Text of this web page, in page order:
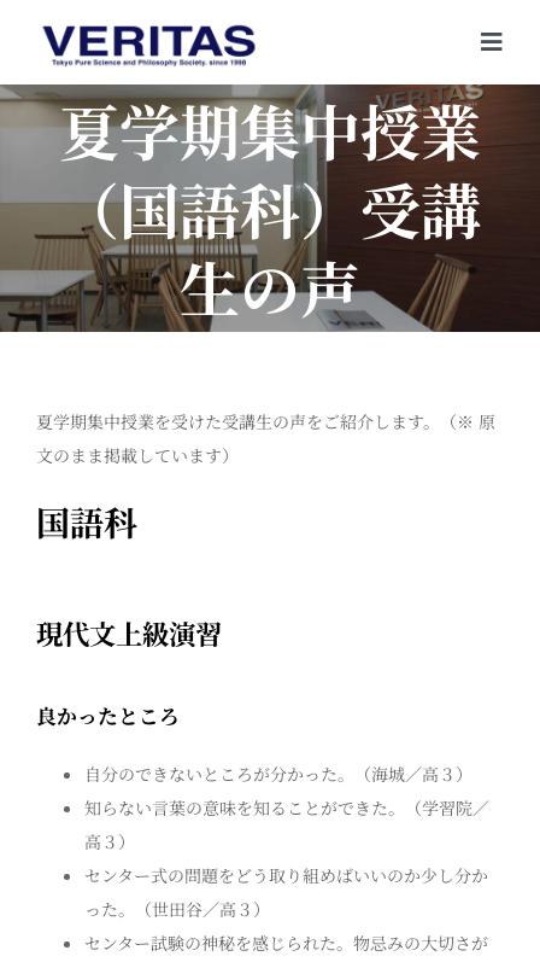
content
夏学期集中授業
（国語科）受講
生の声
夏学期集中授業を受けた受講生の声をご紹介します。（※ 原
文のまま掲載しています）
国語科
現代文上級演習
良かったところ
自分のできないところが分かった。（海城／高３）
知らない言葉の意味を知ることができた。（学習院／
高３）
センター式の問題をどう取り組めばいいのか少し分か
った。（世田谷／高３）
センター試験の神秘を感じられた。物忌みの大切さが